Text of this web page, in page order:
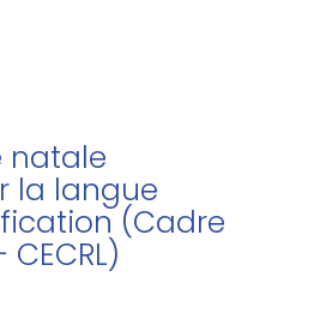
natale
la langue
(Cadre